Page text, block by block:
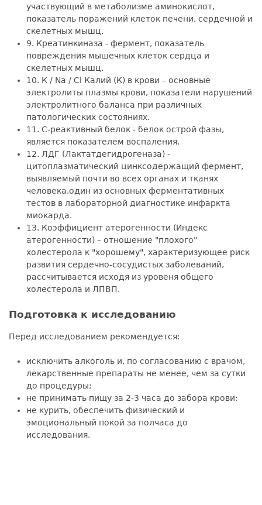
участвующий в метаболизме аминокислот,
показатель поражений клеток печени, сердечной и
скелетных мышц.
9. Креатинкиназа - фермент, показатель
повреждения мышечных клеток сердца и
скелетных мышц.
10. К / Na / Cl Калий (К) в крови – основные
электролиты плазмы крови, показатели нарушений
электролитного баланса при различных
патологических состояниях.
11. С-реактивный белок - белок острой фазы,
является показателем воспаления.
12. ЛДГ (Лактатдегидрогеназа) -
цитоплазматический цинксодержащий фермент,
выявляемый почти во всех органах и тканях
человека,один из основных ферментативных
тестов в лабораторной диагностике инфаркта
миокарда.
13. Коэффициент атерогенности (Индекс
атерогенности) – отношение "плохого"
холестерола к "хорошему", характеризующее риск
развития сердечно-сосудистых заболеваний,
рассчитывается исходя из уровеня общего
холестерола и ЛПВП.
Подготовка к исследованию
Перед исследованием рекомендуется:
исключить алкоголь и, по согласованию с врачом,
лекарственные препараты не менее, чем за сутки
до процедуры;
не принимать пищу за 2-3 часа до забора крови;
не курить, обеспечить физический и
эмоциональный покой за полчаса до
исследования.